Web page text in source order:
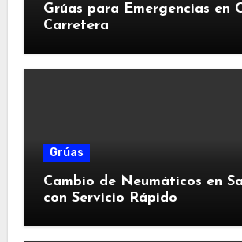
Grúas para Emergencias en
Carretera
Grúas
Cambio de Neumáticos en
con Servicio Rápido